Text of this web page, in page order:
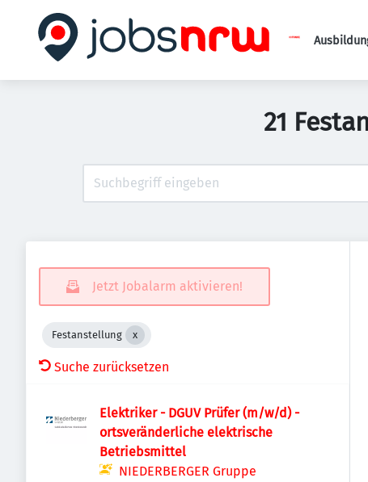
21
Jetzt Jobalarm aktivieren!
Festanstellung
Suche zurücksetzen
Elektriker - DGUV Prüfer (m/w/d) -
ortsveränderliche elektrische
Betriebsmittel
NIEDERBERGER Gruppe